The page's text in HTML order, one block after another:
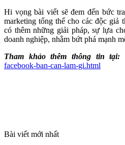
Hi vọng bài viết sẽ đem đến bức
marketing tổng thể cho các độc giả
có thêm những giải pháp, sự lựa
doanh nghiệp, nhằm bứt phá mạnh
Tham khảo thêm thông tin tại:
facebook-ban-can-lam-gi.html
Bài viết mới nhất